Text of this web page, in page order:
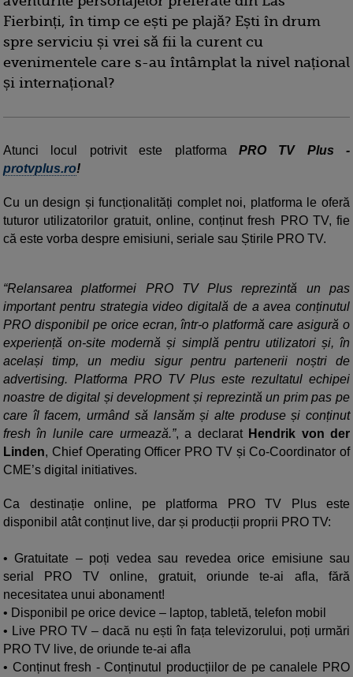
Fierbinți, în timp ce ești pe plajă? Ești în drum
spre serviciu și vrei să fii la curent cu
evenimentele care s-au întâmplat la nivel național
și internațional?
Atunci locul potrivit este platforma PRO TV Plus -
protvplus.ro!
Cu un design și funcționalități complet noi, platforma le oferă
tuturor utilizatorilor gratuit, online, conținut fresh PRO TV, fie
că este vorba despre emisiuni, seriale sau Știrile PRO TV.
“Relansarea platformei PRO TV Plus reprezintă un pas
important pentru strategia video digitală de a avea conținutul
PRO disponibil pe orice ecran, într-o platformă care asigură o
experiență on-site modernă și simplă pentru utilizatori și, în
același timp, un mediu sigur pentru partenerii noștri de
advertising. Platforma PRO TV Plus este rezultatul echipei
noastre de digital și development și reprezintă un prim pas pe
care îl facem, urmând să lansăm și alte produse și conținut
fresh în lunile care urmează.”, a declarat Hendrik von der
Linden, Chief Operating Officer PRO TV și Co-Coordinator of
CME’s digital initiatives.
Ca destinație online, pe platforma PRO TV Plus este
disponibil atât conținut live, dar și producții proprii PRO TV:
• Gratuitate – poți vedea sau revedea orice emisiune sau
serial PRO TV online, gratuit, oriunde te-ai afla, fără
necesitatea unui abonament!
• Disponibil pe orice device – laptop, tabletă, telefon mobil
• Live PRO TV – dacă nu ești în fața televizorului, poți urmări
PRO TV live, de oriunde te-ai afla
• Conținut fresh - Conținutul producțiilor de pe canalele PRO